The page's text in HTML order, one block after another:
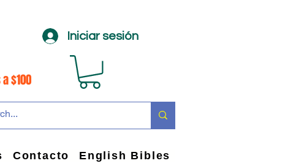
Iniciar sesión
$100
Contacto English Bibles